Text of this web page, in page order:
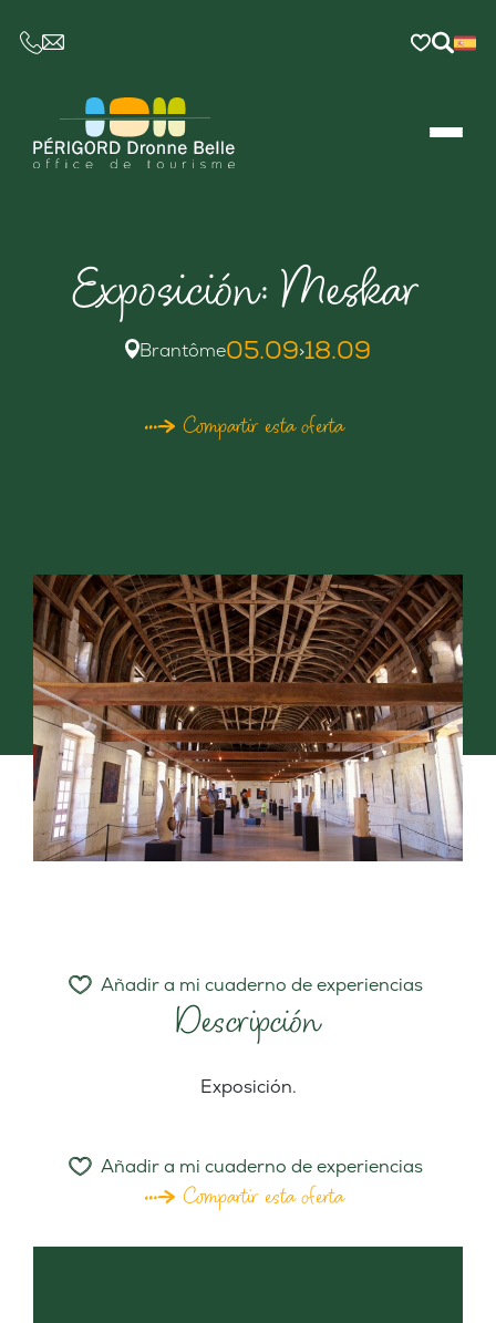
CE LIEN OUVRIRA VOTRE LOGICIEL DE
Exposición: Meskar
Brantôme05.09>18.09
Compartir esta oferta
Descripción
Añadir a mi cuaderno de experiencias
Exposición.
Añadir a mi cuaderno de experiencias
Compartir esta oferta